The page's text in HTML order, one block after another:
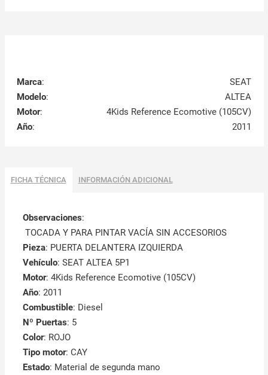
Marca:
SEAT
Modelo:
ALTEA
Motor:
4Kids Reference Ecomotive (105CV)
Año: 2011
FICHA TÉCNICA INFORMACIÓN ADICIONAL
Observaciones:
TOCADA Y PARA PINTAR VACÍA SIN ACCESORIOS
Pieza: PUERTA DELANTERA IZQUIERDA
Vehículo: SEAT ALTEA 5P1
Motor: 4Kids Reference Ecomotive (105CV)
Año: 2011
Combustible: Diesel
Nº Puertas: 5
Color: ROJO
Tipo motor: CAY
Estado: Material de segunda mano